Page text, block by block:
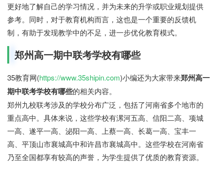
更好地了解自己的学习情况，并为未来的升学或职业规划提供
参考。同时，对于教育机构而言，这也是一个重要的反馈机
制，有助于发现教学中的不足，进一步优化教育模式。
郑州高一期中联考学校有哪些
35教育网(https://www.35shipin.com)小编还为大家带来郑州高一
期中联考学校有哪些的相关内容。
郑州九校联考涉及的学校分布广泛，包括了河南省多个地市的
重点高中。具体来说，这些学校有漯河五高、信阳二高、项城
一高、遂平一高、泌阳一高、上蔡一高、长葛一高、宝丰一
高、平顶山市襄城高中和许昌市襄城高中。这些学校在河南省
乃至全国都享有较高的声誉，为学生提供了优质的教育资源。